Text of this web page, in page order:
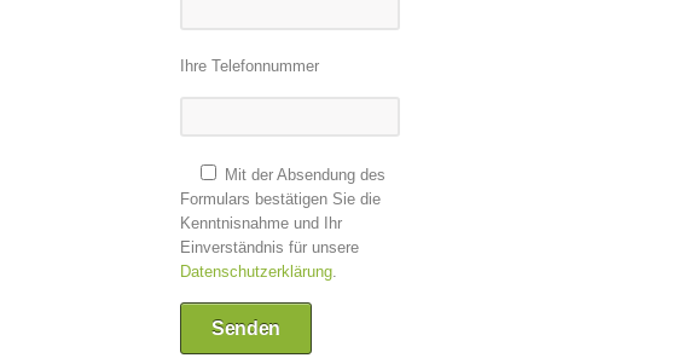
Ihre Telefonnummer
Mit der Absendung des
Formulars bestätigen Sie die
Kenntnisnahme und Ihr
Einverständnis für unsere
Datenschutzerklärung.